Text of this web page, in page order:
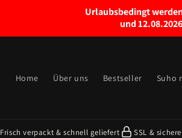
Urlaubsbedingt
und
Home Über uns Bestseller Suho
Frisch verpackt & schnell geliefert SSL &